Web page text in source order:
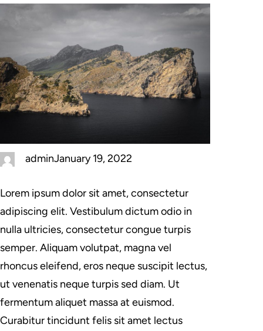
adminJanuary 19, 2022
Lorem ipsum dolor sit amet, consectetur
adipiscing elit. Vestibulum dictum odio in
nulla ultricies, consectetur congue turpis
semper. Aliquam volutpat, magna vel
rhoncus eleifend, eros neque suscipit lectus,
ut venenatis neque turpis sed diam. Ut
fermentum aliquet massa at euismod.
Curabitur tincidunt felis sit amet lectus